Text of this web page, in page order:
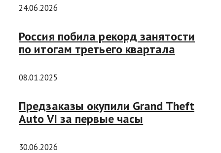
24.06.2026
Россия побила рекорд занятости
по итогам третьего квартала
08.01.2025
Предзаказы окупили Grand Theft
Auto VI за первые часы
30.06.2026